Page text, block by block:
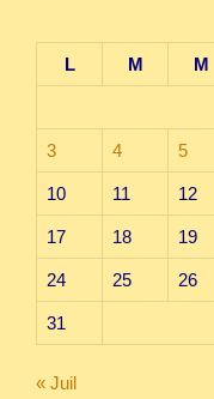
L
M M
3 4 5
10 11 12
17 18 19
24 25 26
31
« Juil